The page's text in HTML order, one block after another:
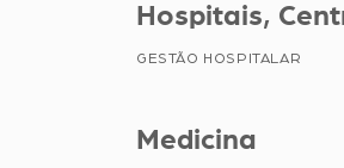
Hospitais,
GESTÃO HOSPITALAR
Medicina